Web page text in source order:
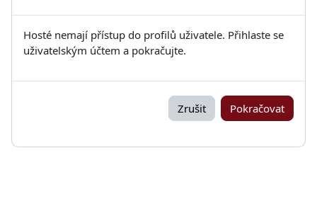
Hosté nemají přístup do profilů uživatele. Přihlaste se
uživatelským účtem a pokračujte.
Zrušit Pokračovat